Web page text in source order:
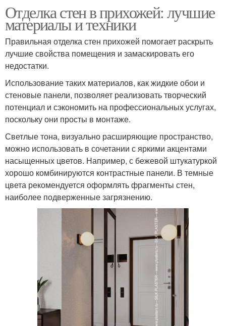
Отделка стен в прихожей: лучшие
материалы и техники
Правильная отделка стен прихожей помогает раскрыть
лучшие свойства помещения и замаскировать его
недостатки.
Использование таких материалов, как жидкие обои и
стеновые панели, позволяет реализовать творческий
потенциал и сэкономить на профессиональных услугах,
поскольку они просты в монтаже.
Светлые тона, визуально расширяющие пространство,
можно использовать в сочетании с яркими акцентами
насыщенных цветов. Например, с бежевой штукатуркой
хорошо комбинируются контрастные панели. В темные
цвета рекомендуется оформлять фрагменты стен,
наиболее подверженные загрязнению.